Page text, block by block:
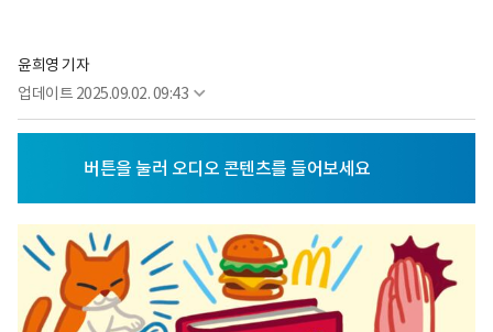
윤희영 기자
업데이트 2025.09.02. 09:43